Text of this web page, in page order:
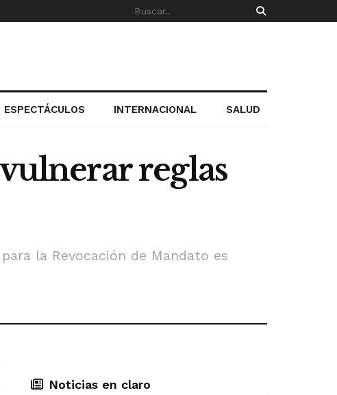
ESPECTÁCULOS INTERNACIONAL SALUD
reglas
la Revocación de Mandato es
Noticias en claro